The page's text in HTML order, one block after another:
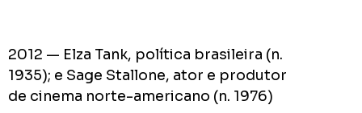
2012 — Elza Tank, política brasileira (n.
1935); e Sage Stallone, ator e produtor
de cinema norte-americano (n. 1976)